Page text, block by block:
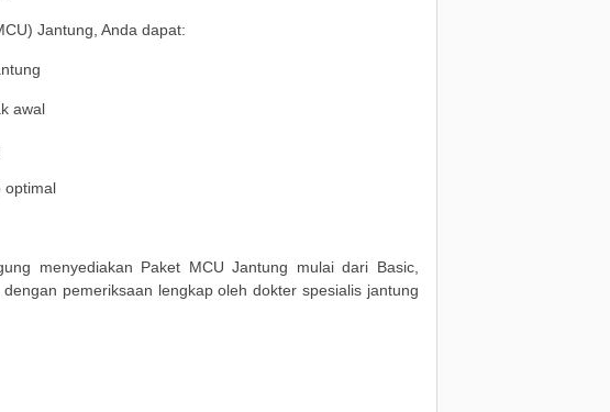
Jantung, Anda dapat:
awal
optimal
menyediakan Paket MCU Jantung mulai dari Basic,
pemeriksaan lengkap oleh dokter spesialis jantung